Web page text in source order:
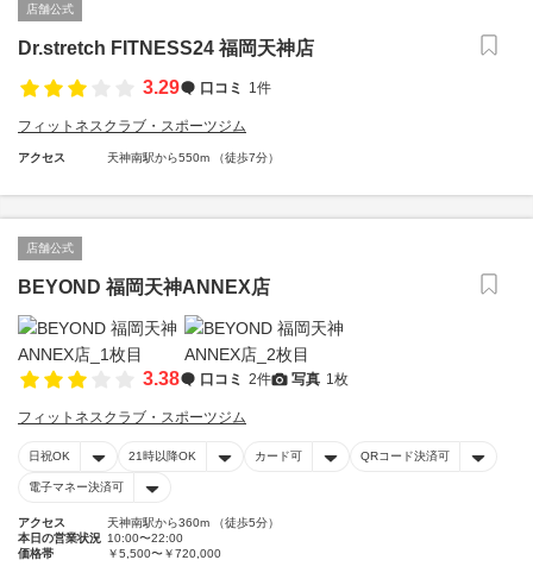
店舗公式
Dr.stretch FITNESS24 福岡天神店
3.29
口コミ 1件
フィットネスクラブ・スポーツジム
アクセス 天神南駅から550m （徒歩7分）
店舗公式
BEYOND 福岡天神ANNEX店
3.38 口コミ 2件 写真 1枚
フィットネスクラブ・スポーツジム
日祝OK 21時以降OK カード可 QRコード決済可
電子マネー決済可
アクセス
天神南駅から360m （徒歩5分）
本日の営業状況 10:00〜22:00
価格帯
￥5,500〜￥720,000